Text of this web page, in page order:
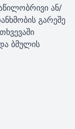
ან/
გარეშე
ბმულის